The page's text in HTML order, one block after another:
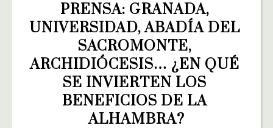
PRENSA: GRANADA,
UNIVERSIDAD, ABADÍA DEL
SACROMONTE,
ARCHIDIÓCESIS… ¿EN QUÉ
SE INVIERTEN LOS
BENEFICIOS DE LA
ALHAMBRA?